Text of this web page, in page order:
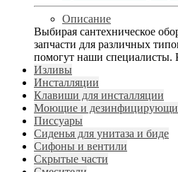
Описание
Выбирая сантехническое
запчасти для различных
помогут наши специалисты.
Изливы
Инсталляции
Клавиши для инсталляции
Моющие и дезинфицирующие
Писсуары
Сиденья для унитаза и биде
Сифоны и вентили
Скрытые части